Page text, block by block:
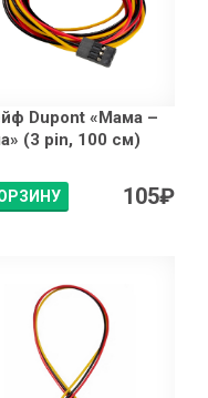
Dupont «Мама –
(3 pin, 100 см)
105₽